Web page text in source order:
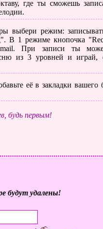
где ты сможешь
выбери режим:
В 1 режиме кнопочка
При записи ты
из 3 уровней и играй,
её в закладки вашего
будь первым!
будут удалены!